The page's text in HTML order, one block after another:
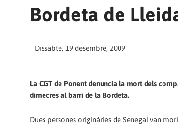
Bordeta de
Dissabte, 19 desembre, 2009
La CGT de Ponent denuncia la mort dels
dimecres al barri de la Bordeta.
Dues persones originàries de Senegal van